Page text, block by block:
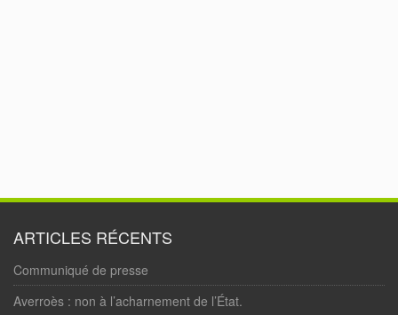
ARTICLES RÉCENTS
Communiqué de presse
Averroès : non à l’acharnement de l’État.